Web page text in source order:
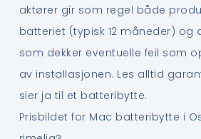
aktører gir som regel både
batteriet (typisk 12 måneder) og
som dekker eventuelle feil som
av installasjonen. Les alltid
sier ja til et batteribytte.
Prisbildet for Mac batteribytte i